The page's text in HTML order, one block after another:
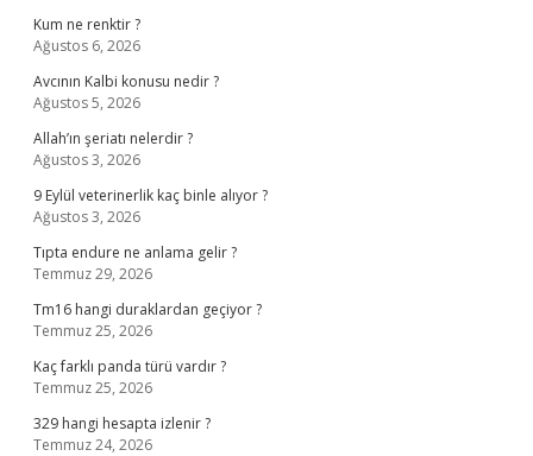
Kum ne renktir ?
Ağustos 6, 2026
Avcının Kalbi konusu nedir ?
Ağustos 5, 2026
Allah’ın şeriatı nelerdir ?
Ağustos 3, 2026
9 Eylül veterinerlik kaç binle alıyor ?
Ağustos 3, 2026
Tıpta endure ne anlama gelir ?
Temmuz 29, 2026
Tm16 hangi duraklardan geçiyor ?
Temmuz 25, 2026
Kaç farklı panda türü vardır ?
Temmuz 25, 2026
329 hangi hesapta izlenir ?
Temmuz 24, 2026